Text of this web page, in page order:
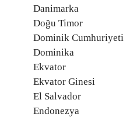
Danimarka
Doğu Timor
Dominik Cumhuriyeti
Dominika
Ekvator
Ekvator Ginesi
El Salvador
Endonezya